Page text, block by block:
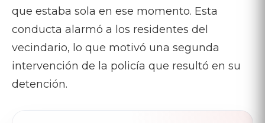
que estaba sola en ese momento. Esta
conducta alarmó a los residentes del
vecindario, lo que motivó una segunda
intervención de la policía que resultó en su
detención.